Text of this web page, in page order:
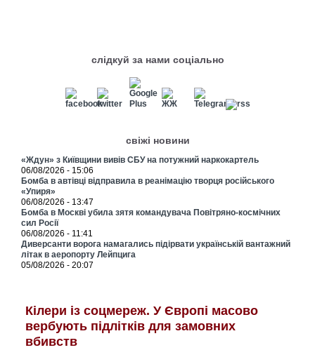
слідкуй за нами соціально
свіжі новини
«Ждун» з Київщини вивів СБУ на потужний наркокартель
06/08/2026 - 15:06
Бомба в автівці відправила в реанімацію творця російського
«Упиря»
06/08/2026 - 13:47
Бомба в Москві убила зятя командувача Повітряно-космічних
сил Росії
06/08/2026 - 11:41
Диверсанти ворога намагались підірвати українській вантажний
літак в аеропорту Лейпцига
05/08/2026 - 20:07
Кілери із соцмереж. У Європі масово
вербують підлітків для замовних
вбивств